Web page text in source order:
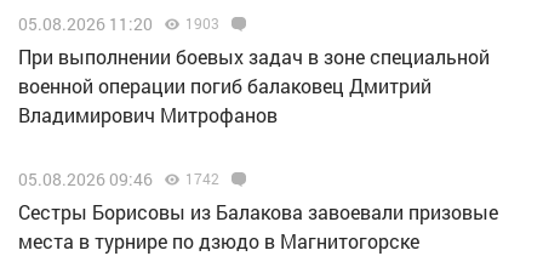
05.08.2026 11:20 1903
При выполнении боевых задач в зоне специальной
военной операции погиб балаковец Дмитрий
Владимирович Митрофанов
05.08.2026 09:46 1742
Сестры Борисовы из Балакова завоевали призовые
места в турнире по дзюдо в Магнитогорске